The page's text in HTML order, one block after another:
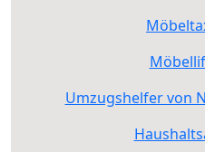
Umzugshelfer von